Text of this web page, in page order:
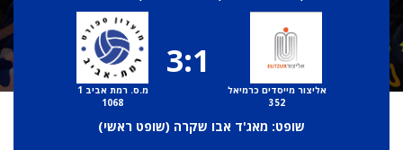
אליצור מייסדים כרמיאל
352
3:1
מ.ס. רמת אביב 1
1068
שופט: מאג'ד אבו שקרה (שופט ראשי)